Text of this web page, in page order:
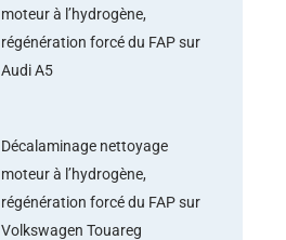
moteur à l’hydrogène,
régénération forcé du FAP sur
Audi A5
Décalaminage nettoyage
moteur à l’hydrogène,
régénération forcé du FAP sur
Volkswagen Touareg